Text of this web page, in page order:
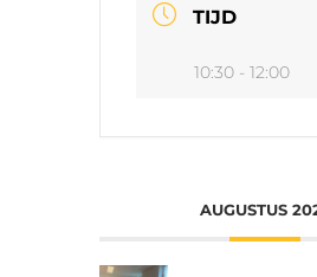
TIJD
10:30 - 12:00
AUGUSTUS